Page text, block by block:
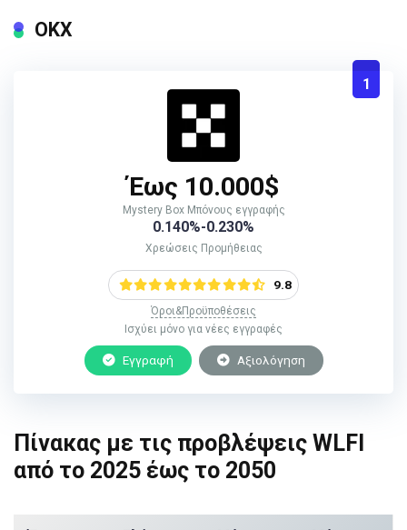
ΟΚΧ
1
Έως 10.000$
Mystery Box Μπόνους εγγραφής
0.140%-0.230%
Χρεώσεις Προμήθειας
9.8
Όροι&Προϋποθέσεις
Ισχύει μόνο για νέες εγγραφές
Εγγραφή Αξιολόγηση
Πίνακας με τις προβλέψεις WLFI
από το 2025 έως το 2050